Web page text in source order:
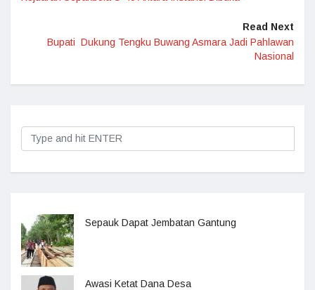
Read Next
Bupati Dukung Tengku Buwang Asmara Jadi Pahlawan
Nasional
Sepauk Dapat Jembatan Gantung
Awasi Ketat Dana Desa